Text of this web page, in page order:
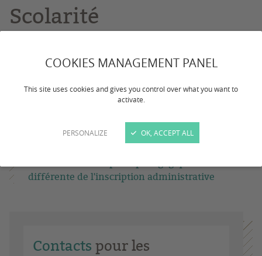
COOKIES MANAGEMENT PANEL
This site uses cookies and gives you control over what you want to
activate.
PERSONALIZE OK, ACCEPT ALL
Scolarité
Dernière mise à jour : le 25/03/2026
Inscription pédagogique, examens, emplois du
temps... La scolarité gère toutes les étapes liées
précisément à votre cursus dans votre année d'études
différente de l'inscription administrative
Contacts pour les